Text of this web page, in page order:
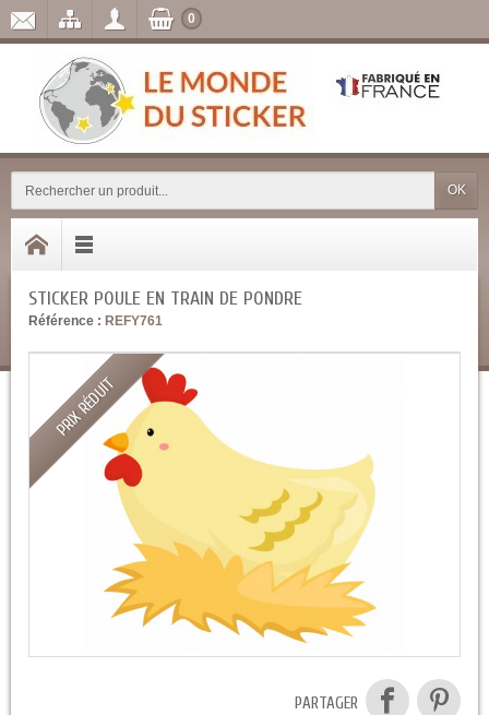
OK
0
STICKER POULE EN TRAIN DE PONDRE
Référence : REFY761
PRIX RÉDUIT
PARTAGER